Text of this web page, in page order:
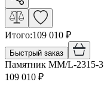
Итого:109 010 ₽
Быстрый заказ
Памятник ММ/L-2315-3
109 010 ₽